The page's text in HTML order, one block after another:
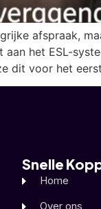
afspraak,
het ESL-
dit voor het
Snelle
Home
Over ons